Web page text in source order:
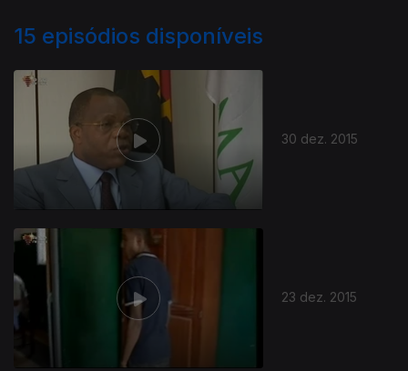
15 episódios disponíveis
30 dez. 2015
23 dez. 2015